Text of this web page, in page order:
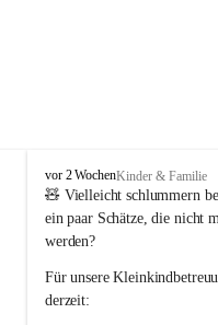
F
r
a
x
r
n
vor 2 WochenKinder & Familie
🧸 Vielleicht schlummern
ein paar Schätze, die nicht
werden?
Für unsere
derzeit: